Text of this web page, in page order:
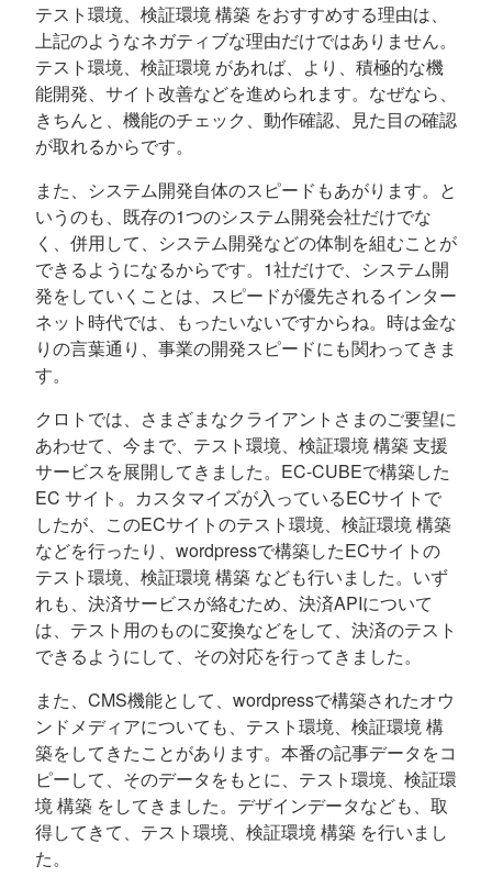
テスト環境、検証環境 構築 をおすすめする理由は、
上記のようなネガティブな理由だけではありません。
テスト環境、検証環境 があれば、より、積極的な機
能開発、サイト改善などを進められます。なぜなら、
きちんと、機能のチェック、動作確認、見た目の確認
が取れるからです。
また、システム開発自体のスピードもあがります。と
いうのも、既存の1つのシステム開発会社だけでな
く、併用して、システム開発などの体制を組むことが
できるようになるからです。1社だけで、システム開
発をしていくことは、スピードが優先されるインター
ネット時代では、もったいないですからね。時は金な
りの言葉通り、事業の開発スピードにも関わってきま
す。
クロトでは、さまざまなクライアントさまのご要望に
あわせて、今まで、テスト環境、検証環境 構築 支援
サービスを展開してきました。EC-CUBEで構築した
EC サイト。カスタマイズが入っているECサイトで
したが、このECサイトのテスト環境、検証環境 構築
などを行ったり、wordpressで構築したECサイトの
テスト環境、検証環境 構築 なども行いました。いず
れも、決済サービスが絡むため、決済APIについて
は、テスト用のものに変換などをして、決済のテスト
できるようにして、その対応を行ってきました。
また、CMS機能として、wordpressで構築されたオウ
ンドメディアについても、テスト環境、検証環境 構
築をしてきたことがあります。本番の記事データをコ
ピーして、そのデータをもとに、テスト環境、検証環
境 構築 をしてきました。デザインデータなども、取
得してきて、テスト環境、検証環境 構築 を行いまし
た。